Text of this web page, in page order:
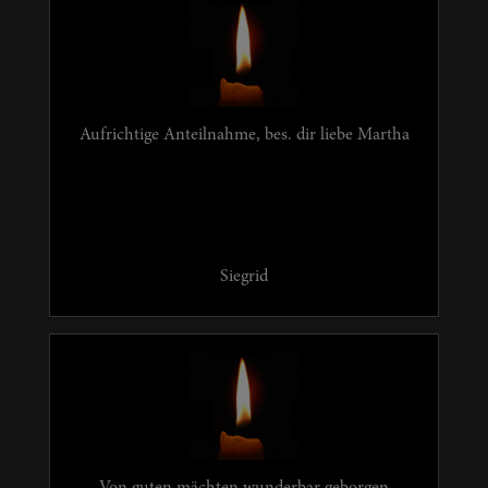
Aufrichtige Anteilnahme, bes. dir liebe Martha
Siegrid